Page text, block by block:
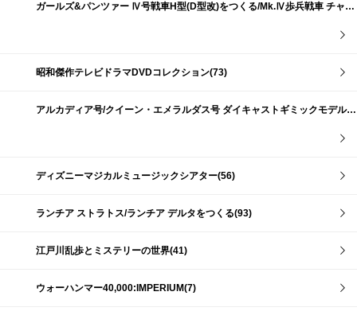
ガールズ&パンツァー Ⅳ号戦車H型(D型改)をつくる/Mk.Ⅳ歩兵戦車 チャーチルMk.Ⅶをつくる(191)
昭和傑作テレビドラマDVDコレクション(73)
アルカディア号/クイーン・エメラルダス号 ダイキャストギミックモデルをつくる(159)
ディズニーマジカルミュージックシアター(56)
ランチア ストラトス/ランチア デルタをつくる(93)
江戸川乱歩とミステリーの世界(41)
ウォーハンマー40,000:IMPERIUM(7)